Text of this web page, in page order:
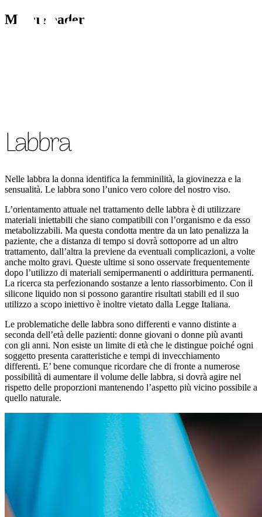
Menu header
Labbra
Nelle labbra la donna identifica la femminilità, la giovinezza e la
sensualità. Le labbra sono l’unico vero colore del nostro viso.
L’orientamento attuale nel trattamento delle labbra è di utilizzare
materiali iniettabili che siano compatibili con l’organismo e da esso
metabolizzabili. Ma questa condotta mentre da un lato penalizza la
paziente, che a distanza di tempo si dovrà sottoporre ad un altro
trattamento, dall’altra la previene da eventuali complicazioni, a volte
anche molto gravi. Queste ultime si sono osservate frequentemente
dopo l’utilizzo di materiali semipermanenti o addirittura permanenti.
La ricerca sta perfezionando sostanze a lento riassorbimento. Con il
silicone liquido non si possono garantire risultati stabili ed il suo
utilizzo a scopo iniettivo è inoltre vietato dalla Legge Italiana.
Le problematiche delle labbra sono differenti e vanno distinte a
seconda dell’età delle pazienti: donne giovani o donne più avanti
con gli anni. Non esiste un limite di età che le distingue poiché ogni
soggetto presenta caratteristiche e tempi di invecchiamento
differenti. E’ bene comunque ricordare che di fronte a numerose
possibilità di aumentare il volume delle labbra, si dovrà agire nel
rispetto delle proporzioni mantenendo l’aspetto più vicino possibile a
quello naturale.